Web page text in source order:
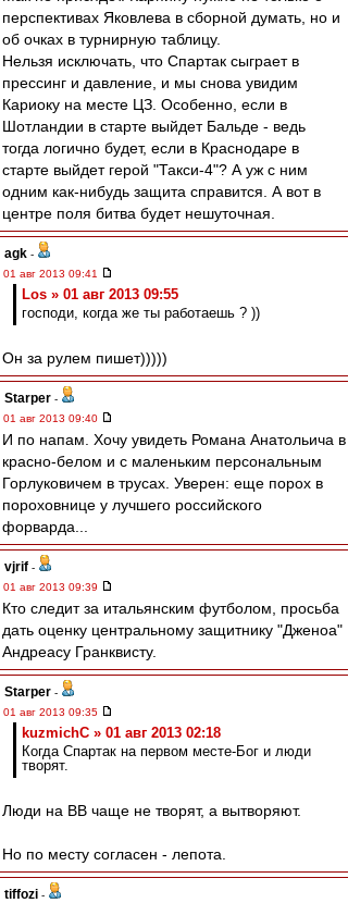
перспективах Яковлева в сборной думать, но и
об очках в турнирную таблицу.
Нельзя исключать, что Спартак сыграет в
прессинг и давление, и мы снова увидим
Кариоку на месте ЦЗ. Особенно, если в
Шотландии в старте выйдет Бальде - ведь
тогда логично будет, если в Краснодаре в
старте выйдет герой "Такси-4"? А уж с ним
одним как-нибудь защита справится. А вот в
центре поля битва будет нешуточная.
agk -
01 авг 2013 09:41
Los » 01 авг 2013 09:55
господи, когда же ты работаешь ? ))
Он за рулем пишет)))))
Starper -
01 авг 2013 09:40
И по напам. Хочу увидеть Романа Анатольича в
красно-белом и с маленьким персональным
Горлуковичем в трусах. Уверен: еще порох в
пороховнице у лучшего российского
форварда...
vjrif -
01 авг 2013 09:39
Кто следит за итальянским футболом, просьба
дать оценку центральному защитнику "Дженоа"
Андреасу Гранквисту.
Starper -
01 авг 2013 09:35
kuzmichC » 01 авг 2013 02:18
Когда Спартак на первом месте-Бог и люди
творят.
Люди на ВВ чаще не творят, а вытворяют.
Но по месту согласен - лепота.
tiffozi -